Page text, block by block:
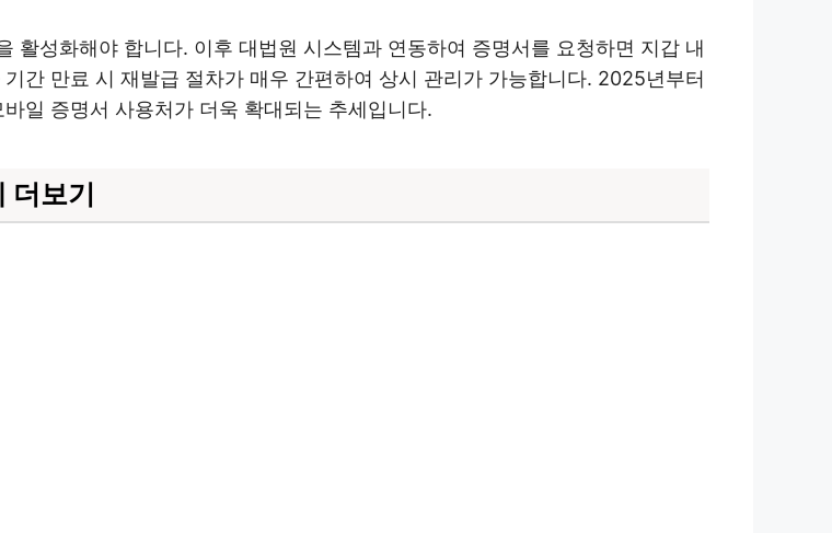
활성화해야 합니다. 이후 대법원 시스템과 연동하여 증명서를 요청하면 지갑 내
간 만료 시 재발급 절차가 매우 간편하여 상시 관리가 가능합니다. 2025년부터
일 증명서 사용처가 더욱 확대되는 추세입니다.
더보기